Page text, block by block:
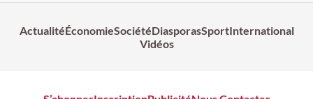
ActualitéÉconomieSociétéDiasporasSportInternational
Vidéos